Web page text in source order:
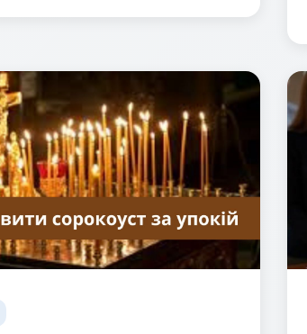
Канон за упокій усіх спочилих. Це
померлих до престолу Божого.